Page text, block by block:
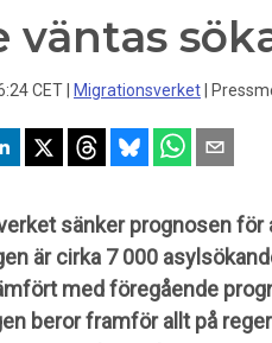
väntas
CET Migrationsverket
sänker prognosen för
är cirka 7 000
med föregående
beror framför allt på